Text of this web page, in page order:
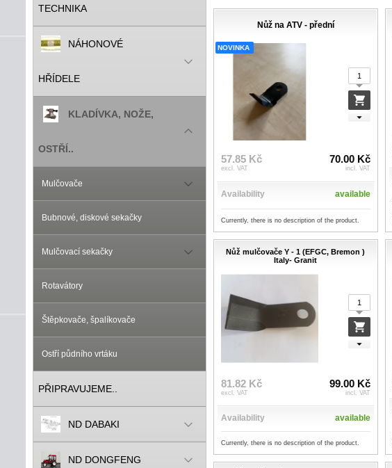
TECHNIKA
NÁHONOVÉ
HŘÍDELE
KLADÍVKA, NOŽE,
OSTŘÍ..
Mulčovače
Bubnové, diskové sekačky
Mulčovací sekačky
Rotavátory
Štěpkovače, špalíkovače
Ostří půdního vrtáku
PŘIPRAVUJEME..
ND DABAKI
ND DONGFENG
Nůž na ATV - přední
NOVINKA
57.85 Kč
excl. VAT
70.00 Kč
incl. VAT
Availability available
Currently, there is no description of the product.
Nůž mulčovače Y - 1 (EFGC, Bremon )
Italy- Granit
81.82 Kč
excl. VAT
99.00 Kč
incl. VAT
Availability available
Currently, there is no description of the product.